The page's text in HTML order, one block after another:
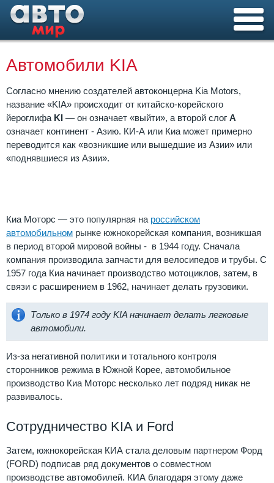
Автомобили KIA
Согласно мнению создателей автоконцерна Kia Motors,
название «KIA» происходит от китайско-корейского
йероглифа KI — он означает «выйти», а второй слог А
означает континент - Азию. КИ-А или Киа может примерно
переводится как «возникшие или вышедшие из Азии» или
«поднявшиеся из Азии».
Киа Моторс — это популярная на российском
автомобильном рынке южнокорейская компания, возникшая
в период второй мировой войны - в 1944 году. Сначала
компания производила запчасти для велосипедов и трубы. С
1957 года Киа начинает производство мотоциклов, затем, в
связи с расширением в 1962, начинает делать грузовики.
Только в 1974 году KIA начинает делать легковые
автомобили.
Из-за негативной политики и тотального контроля
сторонников режима в Южной Корее, автомобильное
производство Киа Моторс несколько лет подряд никак не
развивалось.
Сотрудничество KIA и Ford
Затем, южнокорейская КИА стала деловым партнером Форд
(FORD) подписав ряд документов о совместном
производстве автомобилей. КИА благодаря этому даже